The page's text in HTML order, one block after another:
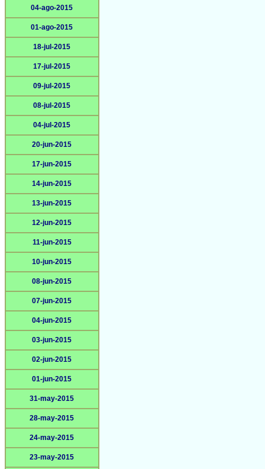
04-ago-2015
01-ago-2015
18-jul-2015
17-jul-2015
09-jul-2015
08-jul-2015
04-jul-2015
20-jun-2015
17-jun-2015
14-jun-2015
13-jun-2015
12-jun-2015
11-jun-2015
10-jun-2015
08-jun-2015
07-jun-2015
04-jun-2015
03-jun-2015
02-jun-2015
01-jun-2015
31-may-2015
28-may-2015
24-may-2015
23-may-2015